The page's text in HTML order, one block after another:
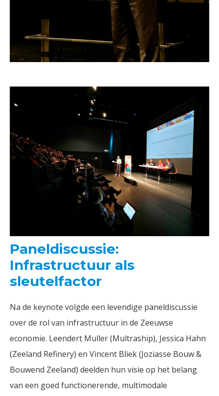
Paneldiscussie:
Infrastructuur als
sleutelfactor
Na de keynote volgde een levendige paneldiscussie
over de rol van infrastructuur in de Zeeuwse
economie. Leendert Muller (Multraship), Jessica Hahn
(Zeeland Refinery) en Vincent Bliek (Joziasse Bouw &
Bouwend Zeeland) deelden hun visie op het belang
van een goed functionerende, multimodale